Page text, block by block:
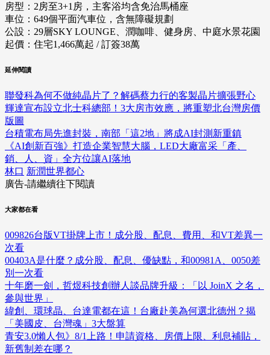
房型：2房至3+1房，主客浴均含免治馬桶座
車位：649個平面汽車位，含無障礙規劃
公設：29層SKY LOUNGE、潤咖啡、健身房、中庭水景花園
起價：住宅1,466萬起 / 訂簽38萬
延伸閱讀
聯發科為何不做純晶片了？解碼蔡力行的客製晶片擴張野心
輝達宣布設立北士科總部！3大房市效應，將重塑北台灣房價
版圖
台積電布局先進封裝，南部「這2地」將成AI封測新重鎮
《AI創新百強》打造企業智慧大腦，LED大廠富采「產、
銷、人、資」全方位讓AI落地
林口 新潤世界都心
廣告-請繼續往下閱讀
大家都在看
009826台版VT掛牌上市！成分股、配息、費用、和VT差異一
次看
00403A是什麼？成分股、配息、優缺點，和00981A、0050差
別一次看
十年磨一劍，哲煜科技創辦人談品牌升級：「以 JoinX 之名，
參與世界」
緯創、環球晶、台達電都在這！台廠赴美為何選北德州？揭
「美國皮、台灣魂」3大盤算
青安3.0懶人包》8/1上路！申請資格、房價上限、利息補貼，
新舊制差在哪？